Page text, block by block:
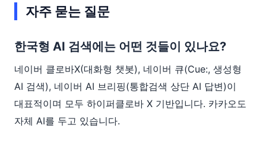
자주 묻는 질문
한국형 AI 검색에는 어떤 것들이 있나요?
네이버 클로바X(대화형 챗봇), 네이버 큐(Cue:, 생성형
AI 검색), 네이버 AI 브리핑(통합검색 상단 AI 답변)이
대표적이며 모두 하이퍼클로바 X 기반입니다. 카카오도
자체 AI를 두고 있습니다.